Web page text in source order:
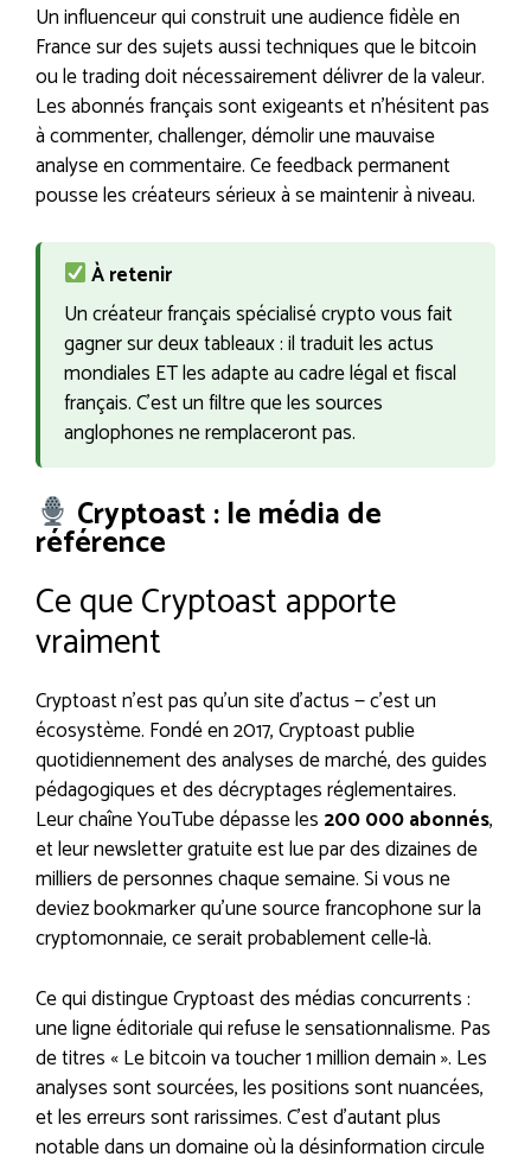
Un influenceur qui construit une audience fidèle en
France sur des sujets aussi techniques que le bitcoin
ou le trading doit nécessairement délivrer de la valeur.
Les abonnés français sont exigeants et n’hésitent pas
à commenter, challenger, démolir une mauvaise
analyse en commentaire. Ce feedback permanent
pousse les créateurs sérieux à se maintenir à niveau.
À retenir
Un créateur français spécialisé crypto vous fait
gagner sur deux tableaux : il traduit les actus
mondiales ET les adapte au cadre légal et fiscal
français. C’est un filtre que les sources
anglophones ne remplaceront pas.
Cryptoast : le média de
référence
Ce que Cryptoast apporte
vraiment
Cryptoast n’est pas qu’un site d’actus — c’est un
écosystème. Fondé en 2017, Cryptoast publie
quotidiennement des analyses de marché, des guides
pédagogiques et des décryptages réglementaires.
Leur chaîne YouTube dépasse les 200 000 abonnés,
et leur newsletter gratuite est lue par des dizaines de
milliers de personnes chaque semaine. Si vous ne
deviez bookmarker qu’une source francophone sur la
cryptomonnaie, ce serait probablement celle-là.
Ce qui distingue Cryptoast des médias concurrents :
une ligne éditoriale qui refuse le sensationnalisme. Pas
de titres « Le bitcoin va toucher 1 million demain ». Les
analyses sont sourcées, les positions sont nuancées,
et les erreurs sont rarissimes. C’est d’autant plus
notable dans un domaine où la désinformation circule